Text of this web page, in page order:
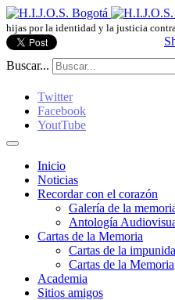
hijas por la identidad y la justicia
Buscar...
Twitter
Facebook
YoutTube
Inicio
Noticias
Recordar con el corazón
Galería de la
Antología
Cartas de la Memoria
Cartas de la
Cartas de la Memoria
Academia
Sitios amigos